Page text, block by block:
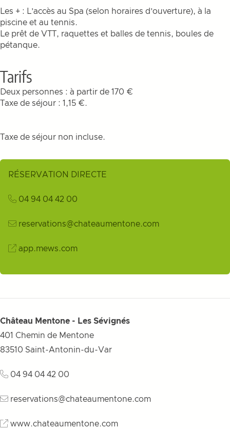
Les + : L’accès au Spa (selon horaires d’ouverture), à la
piscine et au tennis.
Le prêt de VTT, raquettes et balles de tennis, boules de
pétanque.
Tarifs
Deux personnes : à partir de 170 €
Taxe de séjour : 1,15 €.
Taxe de séjour non incluse.
RÉSERVATION DIRECTE
04 94 04 42 00
reservations@chateaumentone.com
app.mews.com
Château Mentone - Les Sévignés
401 Chemin de Mentone
83510 Saint-Antonin-du-Var
04 94 04 42 00
reservations@chateaumentone.com
www.chateaumentone.com